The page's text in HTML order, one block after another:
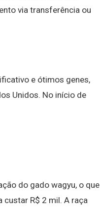
via transferência ou
e ótimos genes,
Unidos. No início de
do gado wagyu, o que
custar R$ 2 mil. A raça